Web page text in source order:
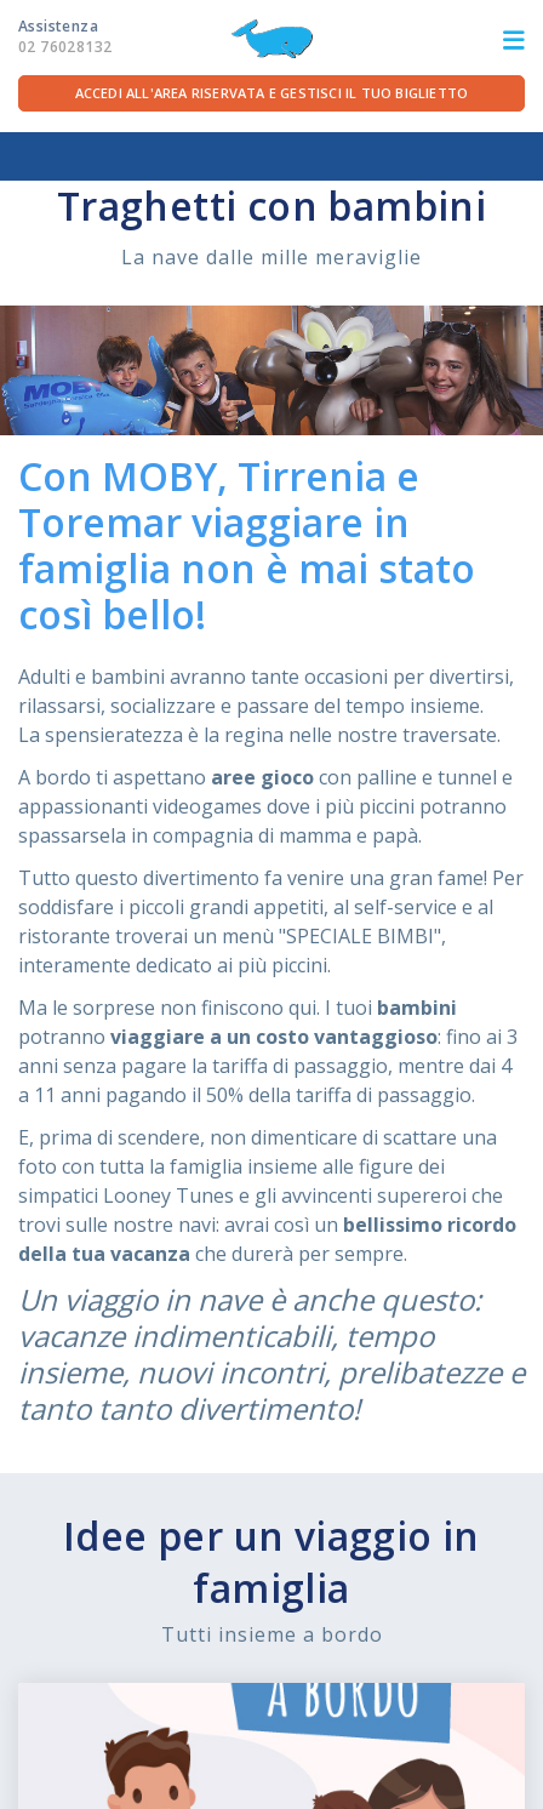
Assistenza
02 76028132
ITA FRA DEU ENG
OFFERTE TRAGHETTI
PER LA PARTENZA
LA COMPAGNIA
ASSISTENZA
AssistenzaOnline
Assistenza 02 76028132
ACCEDI ALL'AREA RISERVATA E GESTISCI IL TUO BIGLIETTO
Home/A bordo/Bambini e Famiglia
Traghetti con bambini
La nave dalle mille meraviglie
Con MOBY, Tirrenia e
Toremar viaggiare in
famiglia non è mai stato
così bello!
Adulti e bambini avranno tante occasioni per divertirsi,
rilassarsi, socializzare e passare del tempo insieme.
La spensieratezza è la regina nelle nostre traversate.
A bordo ti aspettano aree giococon palline e tunnel e
appassionanti videogames dove i più piccini potranno
spassarsela in compagnia di mamma e papà.
Tutto questo divertimento fa venire una gran fame! Per
soddisfare i piccoli grandi appetiti, al self-service e al
ristorante troverai un menù "SPECIALE BIMBI",
interamente dedicato ai più piccini.
Ma le sorprese non finiscono qui. I tuoi bambini
potranno viaggiare a un costo vantaggioso: fino ai 3
anni senza pagare la tariffa di passaggio, mentre dai 4
a 11 anni pagando il 50% della tariffa di passaggio.
E, prima di scendere, non dimenticare di scattare una
foto con tutta la famiglia insieme alle figure dei
simpatici Looney Tunes e gli avvincenti supereroi che
trovi sulle nostre navi: avrai così un bellissimo ricordo
della tua vacanza che durerà per sempre.
Un viaggio in nave è anche questo:
vacanze indimenticabili, tempo
insieme, nuovi incontri, prelibatezze e
tanto tanto divertimento!
Idee per un viaggio in
famiglia
Tutti insieme a bordo